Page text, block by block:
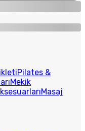
Pilates &
Mekik
Masaj